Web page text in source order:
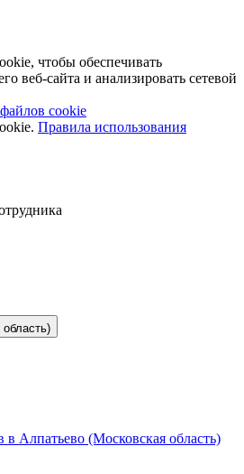
чтобы обеспечивать
веб-сайта и анализировать сетевой
cookie
Правила использования
в Алпатьево (Московская область)